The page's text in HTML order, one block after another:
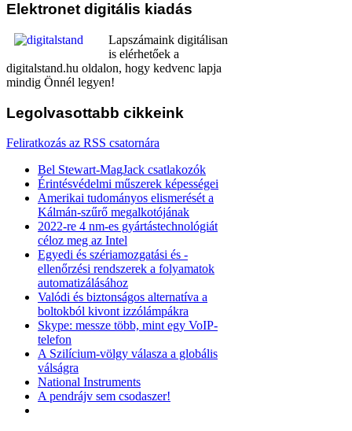
Elektronet digitális kiadás
Lapszámaink digitálisan
is elérhetőek a
digitalstand.hu oldalon, hogy kedvenc lapja
mindig Önnél legyen!
Legolvasottabb cikkeink
Feliratkozás az RSS csatornára
Bel Stewart-MagJack csatlakozók
Érintésvédelmi műszerek képességei
Amerikai tudományos elismerését a
Kálmán-szűrő megalkotójának
2022-re 4 nm-es gyártástechnológiát
céloz meg az Intel
Egyedi és szériamozgatási és -
ellenőrzési rendszerek a folyamatok
automatizálásához
Valódi és biztonságos alternatíva a
boltokból kivont izzólámpákra
Skype: messze több, mint egy VoIP-
telefon
A Szilícium-völgy válasza a globális
válságra
National Instruments
A pendrájv sem csodaszer!